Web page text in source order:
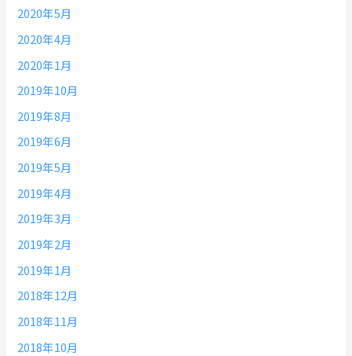
2020年5月
2020年4月
2020年1月
2019年10月
2019年8月
2019年6月
2019年5月
2019年4月
2019年3月
2019年2月
2019年1月
2018年12月
2018年11月
2018年10月